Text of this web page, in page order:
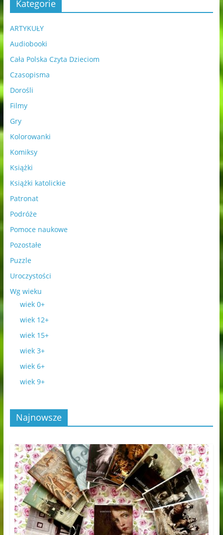
Kategorie
ARTYKUŁY
Audiobooki
Cała Polska Czyta Dzieciom
Czasopisma
Dorośli
Filmy
Gry
Kolorowanki
Komiksy
Książki
Książki katolickie
Patronat
Podróże
Pomoce naukowe
Pozostałe
Puzzle
Uroczystości
Wg wieku
wiek 0+
wiek 12+
wiek 15+
wiek 3+
wiek 6+
wiek 9+
Najnowsze